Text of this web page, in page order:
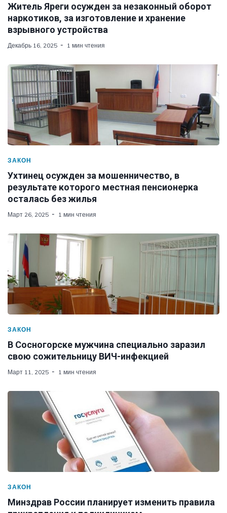
Житель Яреги осужден за незаконный оборот
наркотиков, за изготовление и хранение
взрывного устройства
Декабрь 16, 2025 1 мин чтения
ЗАКОН
Ухтинец осужден за мошенничество, в
результате которого местная пенсионерка
осталась без жилья
Март 26, 2025 1 мин чтения
ЗАКОН
В Сосногорске мужчина специально заразил
свою сожительницу ВИЧ-инфекцией
Март 11, 2025 1 мин чтения
ЗАКОН
Минздрав России планирует изменить правила